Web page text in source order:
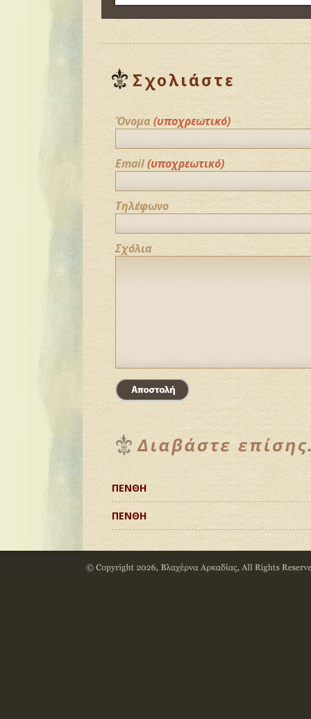
Σχολιάστε
Όνομα (υποχρεωτικό)
Email(υποχρεωτικό)
Τηλέφωνο
Σχόλια
ΠΕΝΘΗ
ΠΕΝΘΗ